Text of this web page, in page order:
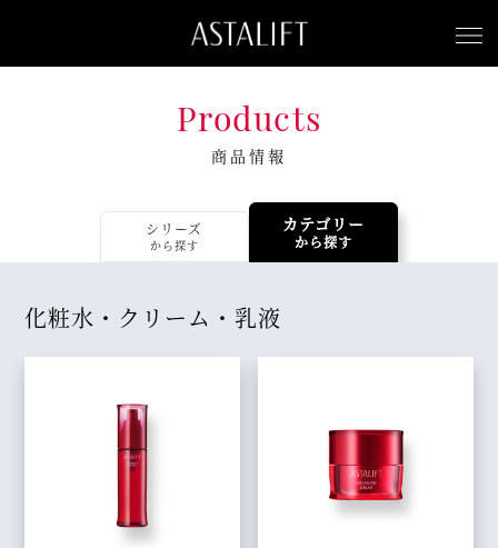
商品情報
シリーズ
から探す
カテゴリー
から探す
化粧水・クリーム・乳液